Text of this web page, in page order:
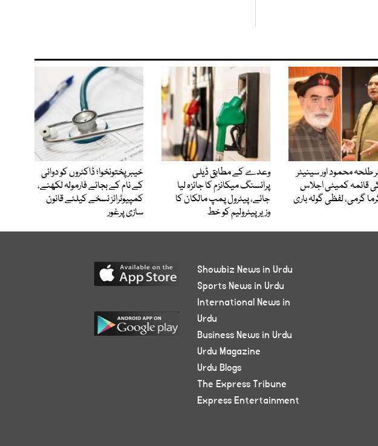
طلحہ محمود اور سینیٹر
کی قائمہ کمیٹی اجلاس
گرمی، لفظی گولہ باری
وعدے کے مطابق ڈیلی
پرائسنگ میکانزم کا جائزہ لیا
جائے، پیٹرول پمپ مالکان کا
وزیرپیٹرولیم کو خط
خیبرپختونخوا؛ ڈاکٹروں کو دوائی
کے نام کے بجائے فارمولہ لکھنے،
کمپیوٹرائز نسخے کیلئے قانون
سازی پرغور
Showbiz News in Urdu
Sports News in Urdu
International News in
Urdu
Business News in Urdu
Urdu Magazine
Urdu Blogs
The Express Tribune
Express Entertainment